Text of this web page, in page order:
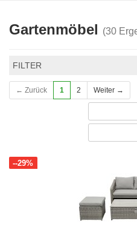
Gartenmöbel (30
FILTER
← Zurück 1 2 Weiter →
--29%